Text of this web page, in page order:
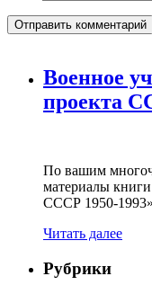
Военное
проекта
По вашим
материалы
СССР 1950-
Читать далее
Рубрики